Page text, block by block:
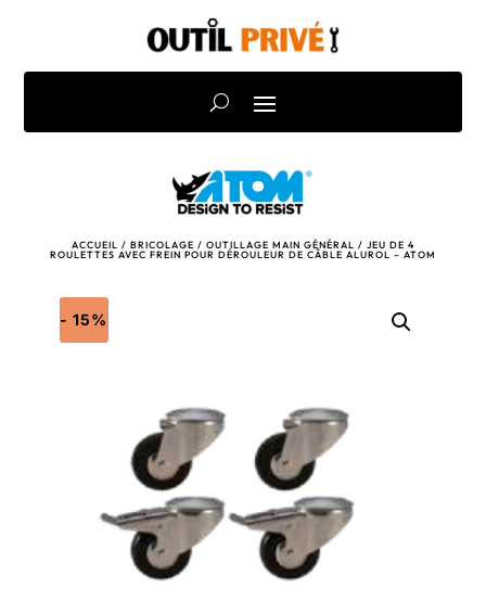
ACCUEIL / BRICOLAGE / OUTILLAGE MAIN GÉNÉRAL
/ JEU DE 4
ROULETTES AVEC FREIN POUR DÉROULEUR DE CÂBLE ALUROL – ATOM
- 15%